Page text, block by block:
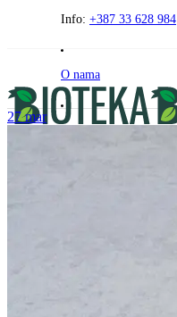
PreskočiteInfo: +387 33 628 984
O nama
27 mar